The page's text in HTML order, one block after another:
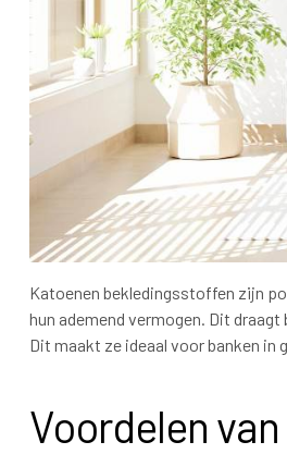
Katoenen bekledingsstoffen zijn
hun ademend vermogen. Dit
Dit maakt ze ideaal voor banken
Voordelen